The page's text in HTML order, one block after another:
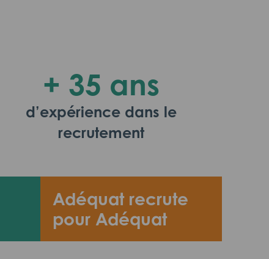
Adéquat recrute
pour Adéquat
+ 35 ans
d’expérience dans le
recrutement